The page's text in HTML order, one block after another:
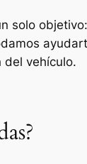
solo
del vehículo.